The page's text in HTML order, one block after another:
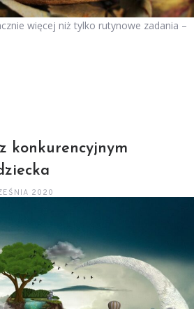
więcej niż tylko rutynowe zadania –
konkurencyjnym
2020